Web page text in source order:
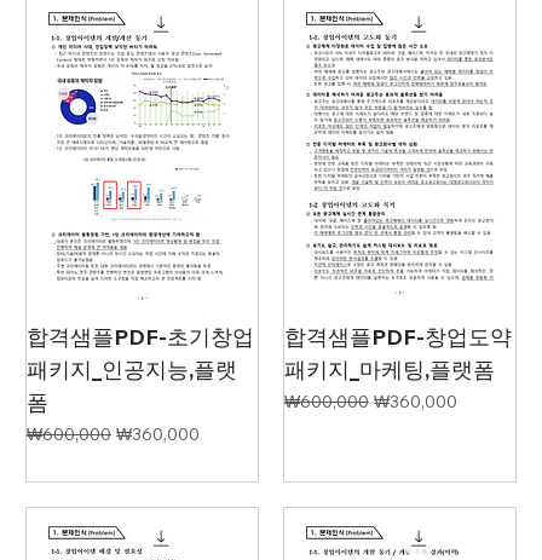
합격샘플PDF-초기창업
패키지_인공지능,플랫
폼
일반가
₩600,000 할인가
₩360,000
합격샘플PDF-창업도약
패키지_마케팅,플랫폼
일반가
₩600,000 할인가
₩360,000